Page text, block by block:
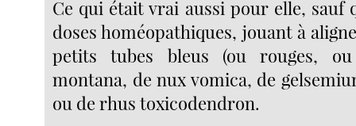
Ce qui était vrai aussi pour elle, sauf
doses homéopathiques, jouant à
petits tubes bleus (ou rouges, ou
montana, de nux vomica, de
ou de rhus toxicodendron.